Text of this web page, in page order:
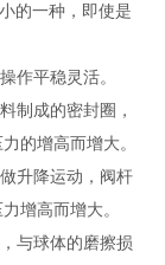
的一种，即使是
作平稳灵活。
制成的密封圈，
的增高而增大。
升降运动，阀杆
增高而增大。
与球体的磨擦损